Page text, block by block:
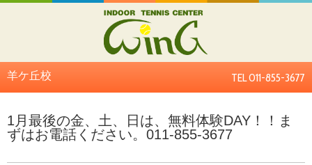
羊ケ丘校 TEL 011-855-3677
1月最後の金、土、日は、無料体験DAY！！ま
ずはお電話ください。011-855-3677